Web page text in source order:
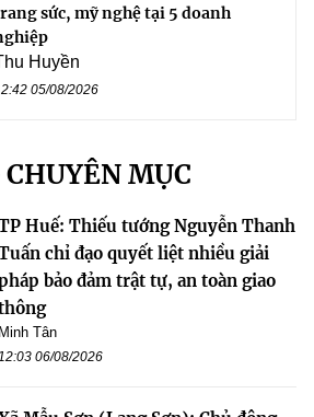
sức, mỹ nghệ tại 5 doanh
Huyền
05/08/2026
MỤC
Huế: Thiếu tướng Nguyễn Thanh
chỉ đạo quyết liệt nhiều giải
bảo đảm trật tự, an toàn giao
Minh Tân
12:03 06/08/2026